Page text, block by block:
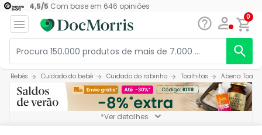
4,5/5 Com base em 646 opiniões
0
Bebés Cuidado do bebé Cuidado do rabinho Toalhitas Abena
*Ver detalhes